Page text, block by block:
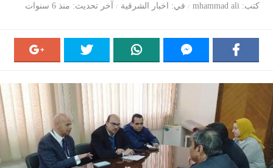
كتب mhammad ali في اخبار الشرقية آخر تحديث منذ 6 سنوات